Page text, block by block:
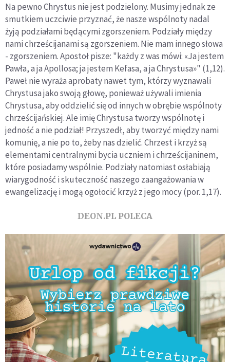
Na pewno Chrystus nie jest podzielony. Musimy jednak ze
smutkiem uczciwie przyznać, że nasze wspólnoty nadal
żyją podziałami będącymi zgorszeniem. Podziały między
nami chrześcijanami są zgorszeniem. Nie mam innego słowa
- zgorszeniem. Apostoł pisze: "każdy z was mówi: «Ja jestem
Pawła, a ja Apollosa; ja jestem Kefasa, a ja Chrystusa»" (1,12).
Paweł nie wyraża aprobaty nawet tym, którzy wyznawali
Chrystusa jako swoją głowę, ponieważ używali imienia
Chrystusa, aby oddzielić się od innych w obrębie wspólnoty
chrześcijańskiej. Ale imię Chrystusa tworzy wspólnotę i
jedność a nie podział! Przyszedł, aby tworzyć między nami
komunię, a nie po to, żeby nas dzielić. Chrzest i krzyż są
elementami centralnymi bycia uczniem i chrześcijaninem,
które posiadamy wspólnie. Podziały natomiast osłabiają
wiarygodność i skuteczność naszego zaangażowania w
ewangelizację i mogą ogołocić krzyż z jego mocy (por. 1,17).
DEON.PL POLECA